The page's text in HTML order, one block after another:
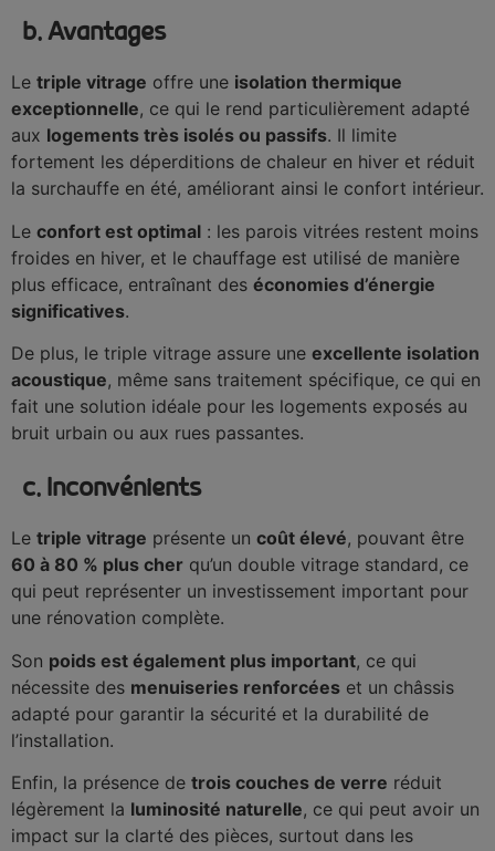
b. Avantages
Le triple vitrage offre une isolation thermique
exceptionnelle, ce qui le rend particulièrement adapté
aux logements très isolés ou passifs. Il limite
fortement les déperditions de chaleur en hiver et réduit
la surchauffe en été, améliorant ainsi le confort intérieur.
Le confort est optimal : les parois vitrées restent moins
froides en hiver, et le chauffage est utilisé de manière
plus efficace, entraînant des économies d’énergie
significatives.
De plus, le triple vitrage assure une excellente isolation
acoustique, même sans traitement spécifique, ce qui en
fait une solution idéale pour les logements exposés au
bruit urbain ou aux rues passantes.
c. Inconvénients
Le triple vitrage présente un coût élevé, pouvant être
60 à 80 % plus cher qu’un double vitrage standard, ce
qui peut représenter un investissement important pour
une rénovation complète.
Son poids est également plus important, ce qui
nécessite des menuiseries renforcées et un châssis
adapté pour garantir la sécurité et la durabilité de
l’installation.
Enfin, la présence de trois couches de verre réduit
légèrement la luminosité naturelle, ce qui peut avoir un
impact sur la clarté des pièces, surtout dans les